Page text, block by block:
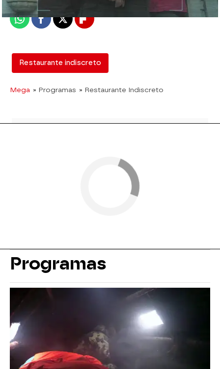
WhatsappFacebook
X Flipboard
Restaurante indiscreto
Mega » Programas » Restaurante Indiscreto
Programas